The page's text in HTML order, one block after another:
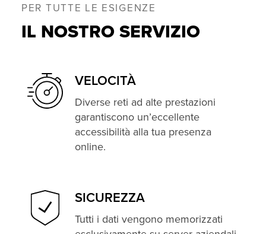
PER TUTTE LE ESIGENZE
IL NOSTRO SERVIZIO
VELOCITÀ
Diverse reti ad alte prestazioni
garantiscono un’eccellente
accessibilità alla tua presenza
online.
SICUREZZA
Tutti i dati vengono memorizzati